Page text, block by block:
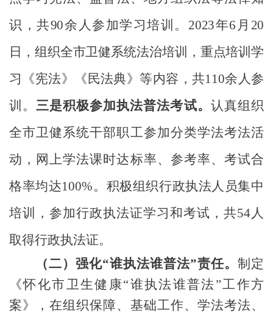
识，共90余人参加学习培训。 2023年6月20
日，组织全市卫健系统法治培训，重点培训学
习《宪法》《民法典》等内容，共110余人参
训。 三是积极参加执法普法考试。 认真组织
全市卫健系统干部职工参加分类学法考法活
动， 网上学法课时达标率、 参考率、 考试合
格率均达100%。 积极组织行政执法人员集中
培训，参加行政执法证学习和考试，共54人
取得行政执法证。
（二） 强化“谁执法谁普法”责任。 制定
《怀化市卫生健康“谁执法谁普法”工作方
案》
，在组织保障、基础工作、学法考法、